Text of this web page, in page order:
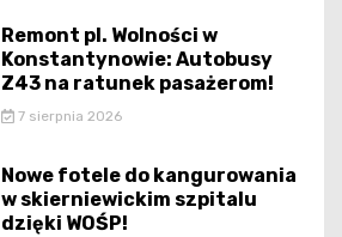
Remont pl. Wolności w
Konstantynowie: Autobusy
Z43 na ratunek pasażerom!
7 sierpnia 2026
Nowe fotele do kangurowania
w skierniewickim szpitalu
dzięki WOŚP!